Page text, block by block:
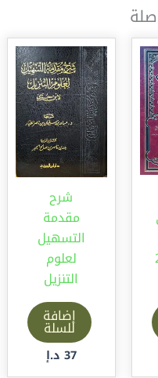
\ 2
شرح
مقدمة
التسهيل
لعلوم
التنزيل
إضافة
للسلة
37 د.إ